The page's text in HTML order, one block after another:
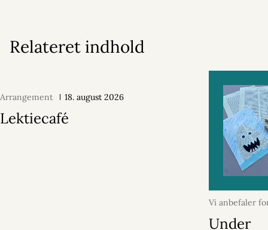
Relateret indhold
Arrangement 18. august 2026
Lektiecafé
Vi anbefaler
2026
Under